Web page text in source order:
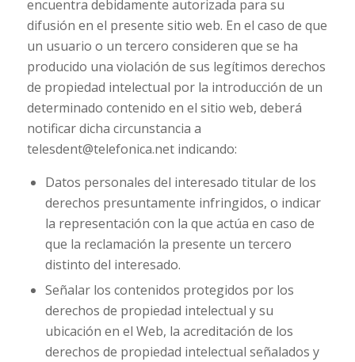
encuentra debidamente autorizada para su
difusión en el presente sitio web. En el caso de que
un usuario o un tercero consideren que se ha
producido una violación de sus legítimos derechos
de propiedad intelectual por la introducción de un
determinado contenido en el sitio web, deberá
notificar dicha circunstancia a
telesdent@telefonica.net indicando:
Datos personales del interesado titular de los
derechos presuntamente infringidos, o indicar
la representación con la que actúa en caso de
que la reclamación la presente un tercero
distinto del interesado.
Señalar los contenidos protegidos por los
derechos de propiedad intelectual y su
ubicación en el Web, la acreditación de los
derechos de propiedad intelectual señalados y